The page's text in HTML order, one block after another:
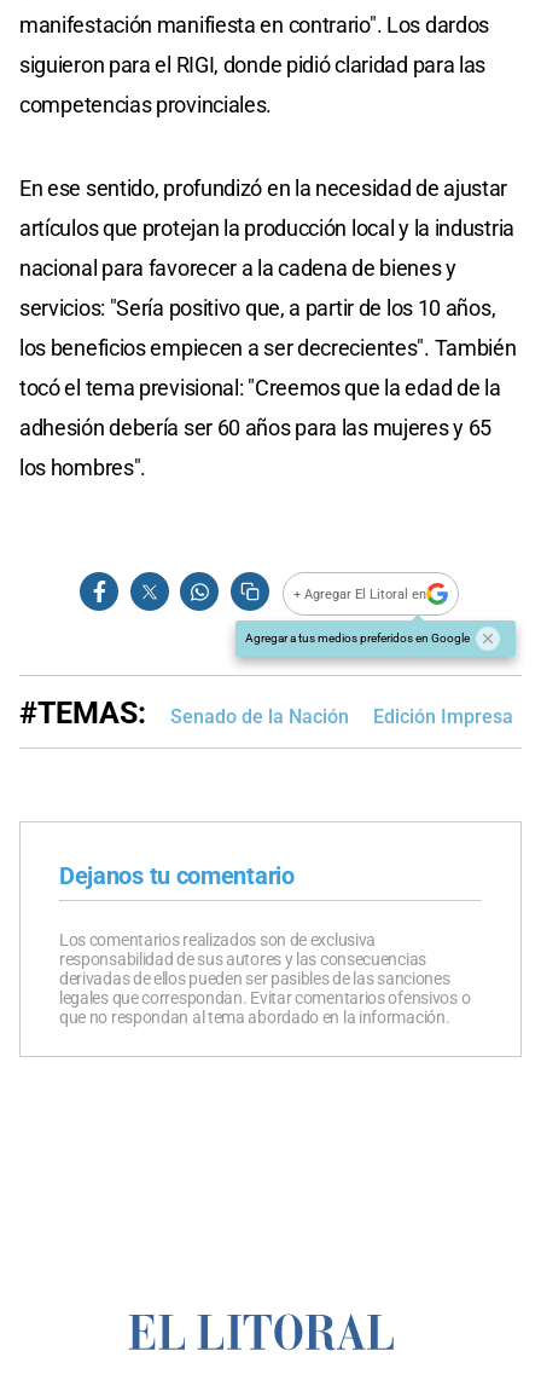
manifestación manifiesta en contrario". Los dardos
siguieron para el RIGI, donde pidió claridad para las
competencias provinciales.
En ese sentido, profundizó en la necesidad de ajustar
artículos que protejan la producción local y la industria
nacional para favorecer a la cadena de bienes y
servicios: "Sería positivo que, a partir de los 10 años,
los beneficios empiecen a ser decrecientes". También
tocó el tema previsional: "Creemos que la edad de la
adhesión debería ser 60 años para las mujeres y 65
los hombres".
+ Agregar El Litoral en
Agregar a tus medios preferidos en Google
#TEMAS: Senado de la Nación Edición Impresa
Dejanos tu comentario
Los comentarios realizados son de exclusiva
responsabilidad de sus autores y las consecuencias
derivadas de ellos pueden ser pasibles de las sanciones
legales que correspondan. Evitar comentarios ofensivos o
que no respondan al tema abordado en la información.